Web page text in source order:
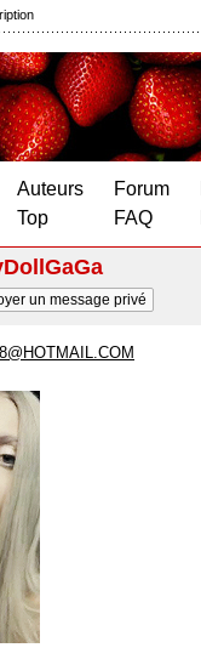
Auteurs
Top
Forum
FAQ
un message privé